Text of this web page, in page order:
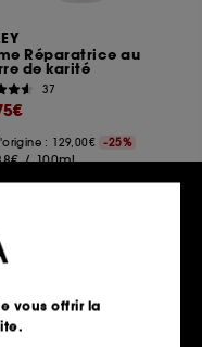
Réparatrice au
de karité
37
: 129,00€ -25%
/100ml
vous offrir la